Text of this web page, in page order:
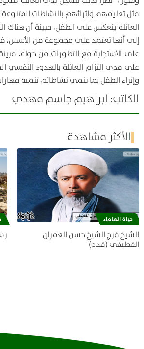
مثل تعليمهم وإثرائهم بالنشاطات
العائلة ينعكس على الطفل، مبينة أن هناك
إلى أنها تعتمد على مجموعة من الأسس،
على الاستجابة مع التطورات من حوله،
على مدى التزام العائلة بالهدوء النفسي
وإثراء الطفل بما ينمي نشاطاته، تنمية
الكاتب: ابراهيم جاسم مهدي
الأكثر مشاهدة
حياة العلماء
الشيخ فرج الشيخ حسن العمران
القطيفي (قده)